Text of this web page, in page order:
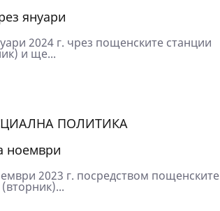
януари
2024 г. чрез пощенските станции
и ще...
ПОЛИТИКА
ноември
2023 г. посредством пощенските